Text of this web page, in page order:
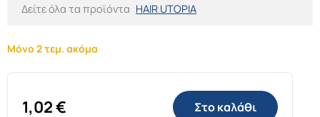
Δείτε όλα τα προϊόντα HAIR UTOPIA
Μόνο 2 τεμ. ακόμα
1,02€ Στο καλάθι